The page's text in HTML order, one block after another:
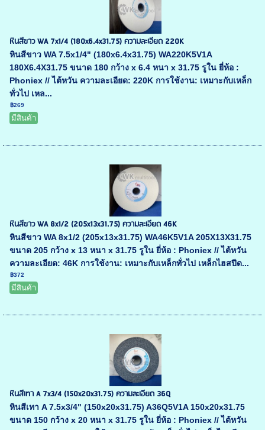
หินสีขาว WA 7x1/4 (180x6.4x31.75) ความละเอียด 220K
หินสีขาว WA 7.5x1/4" (180x6.4x31.75) WA220K5V1A
180X6.4X31.75 ขนาด 180 กว้าง x 6.4 หนา x 31.75 รูใน ยี่ห้อ :
Phoniex // ไต้หวัน ความละเอียด: 220K การใช้งาน: เหมาะกับเหล็ก
ทั่วไป เหล...
฿269
มีสินค้า
หินสีขาว WA 8x1/2 (205x13x31.75) ความละเอียด 46K
หินสีขาว WA 8x1/2 (205x13x31.75) WA46K5V1A 205X13X31.75
ขนาด 205 กว้าง x 13 หนา x 31.75 รูใน ยี่ห้อ : Phoniex // ไต้หวัน
ความละเอียด: 46K การใช้งาน: เหมาะกับเหล็กทั่วไป เหล็กไฮสปีด...
฿372
มีสินค้า
หินสีเทา A 7x3/4 (150x20x31.75) ความละเอียด 36Q
หินสีเทา A 7.5x3/4" (150x20x31.75) A36Q5V1A 150x20x31.75
ขนาด 150 กว้าง x 20 หนา x 31.75 รูใน ยี่ห้อ : Phoniex // ไต้หวัน